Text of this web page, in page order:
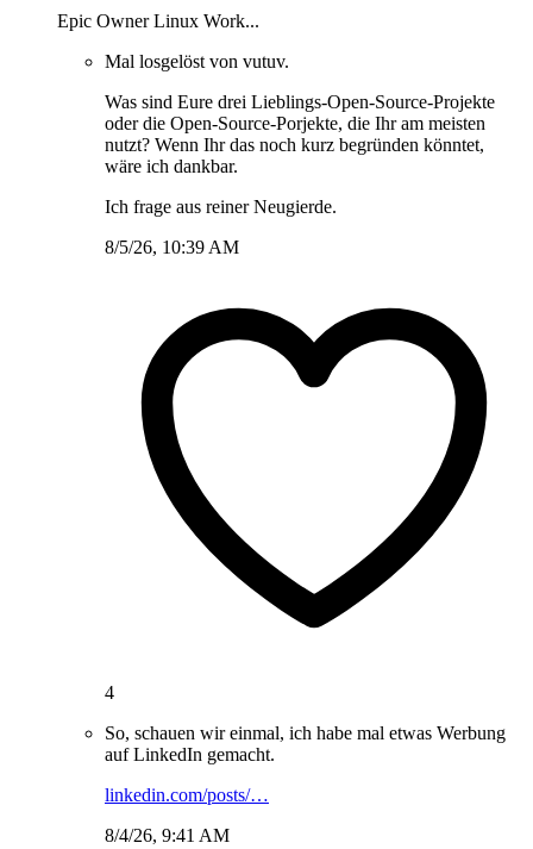
Epic Owner Linux Work...
Mal losgelöst von vutuv.
Was sind Eure drei Lieblings-Open-Source-Projekte
oder die Open-Source-Porjekte, die Ihr am meisten
nutzt? Wenn Ihr das noch kurz begründen könntet,
wäre ich dankbar.
Ich frage aus reiner Neugierde.
8/5/26, 10:39 AM
4
So, schauen wir einmal, ich habe mal etwas Werbung
auf LinkedIn gemacht.
linkedin.com/posts/…
8/4/26, 9:41 AM